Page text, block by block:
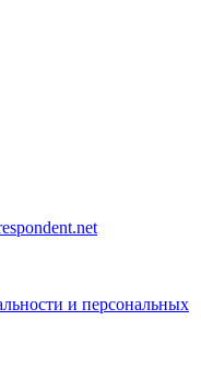
и персональных